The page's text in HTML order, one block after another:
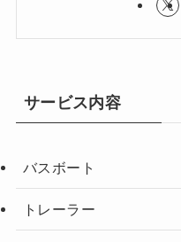
サービス内容
バスボート
トレーラー